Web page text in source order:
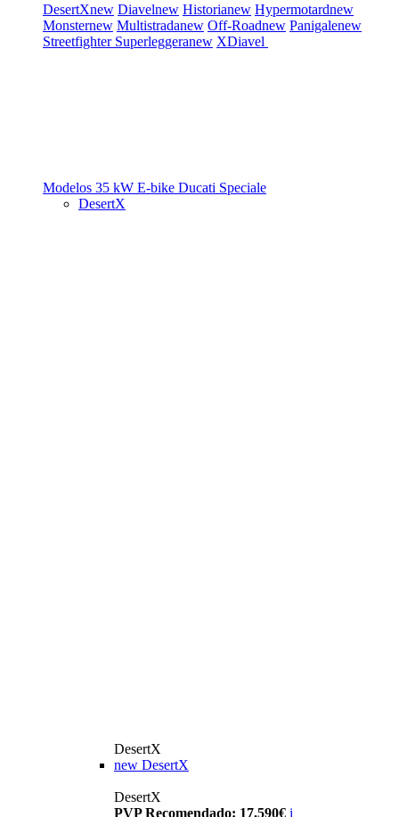
DesertXnew Diavelnew Historianew Hypermotardnew
Monsternew Multistradanew Off-Roadnew Panigalenew
Streetfighter Superleggeranew XDiavel
Modelos 35 kW E-bike Ducati Speciale
DesertX
DesertX
new DesertX
DesertX
PVP Recomendado: 17.590€ i